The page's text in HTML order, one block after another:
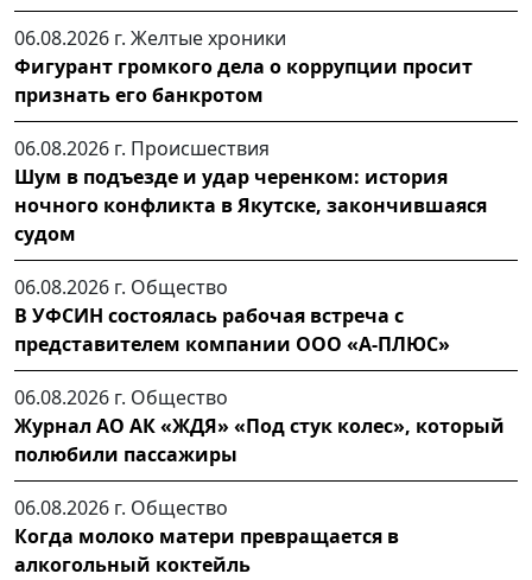
06.08.2026 г. Желтые хроники
Фигурант громкого дела о коррупции просит
признать его банкротом
06.08.2026 г. Происшествия
Шум в подъезде и удар черенком: история
ночного конфликта в Якутске, закончившаяся
судом
06.08.2026 г. Общество
В УФСИН состоялась рабочая встреча с
представителем компании ООО «А-ПЛЮС»
06.08.2026 г. Общество
Журнал АО АК «ЖДЯ» «Под стук колес», который
полюбили пассажиры
06.08.2026 г. Общество
Когда молоко матери превращается в
алкогольный коктейль